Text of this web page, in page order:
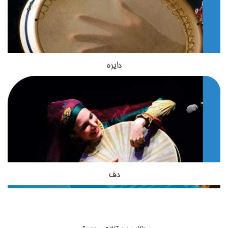
کلی آن حدود ۹۵ سانتی متر است. در گذشته تار ایرانی پنج سیم (یا
پنج تار) داشت. غلامحسین درویش یا درویش خان سیم ششمی به
آن افزود که همچنان به کار می‌رود. از بهترین نوازنده های تار در عصر
امروز ما استاد حسین علیزاده هستند. استاد مظاهری مدرس ساز تار
در آموزشگاه موسیقی تاج بخش هستند.استاد مظاهری تحصیلات
خود را در زمینه موسیقی گذرانده اند و با بیش از 18 سال سابقه
حساب می آیند.استاد مظاهری از شاگردان آقای ظریف بوده واز
بهترین شاگردان ایشان محسوب می شوند. استاد شاکری از دیگر
اساتید آموزشگاه موسیقی تاج بخش برای تدریس ساز تار و سه تار
به هنرجویان هستند. ساز تخصصی ایشان تار و سه تار است و
تحصیلات خود را در زمینه موسیقی ایرانی،آموزش موسیقی به
کودکان و گرافیک دنبال نموده اند.
ساز دایره یکی از ساز های کوبه ای اصیل ایرانی است که در
آموزشگاه موسیقی تاج بخش تدریس می شود.این ساز بسیار شبیه
شود با دف تفاوت هایی دارد.دایره از دف کوچکتر است و تعداد زنجیر
هایی که به آن وصل شده است از دف بسیار کمتر است. نواختن ساز
دایره در کشورهای آسیایی نظیر ایران, افغانستان , تاجیکستان و ...
دایره
ساز دف یکی از ساز های کوبه ای در موسیقی ایرانی است که از
دف